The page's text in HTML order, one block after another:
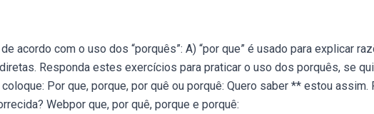
acordo com o uso dos “porquês”: A) “por que” é usado para explicar
Responda estes exercícios para praticar o uso dos porquês, se
Por que, porque, por quê ou porquê: Quero saber ** estou assim.
Webpor que, por quê, porque e porquê: